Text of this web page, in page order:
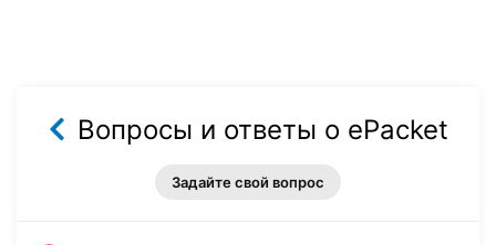
Вопросы и ответы о ePacket
Задайте свой вопрос